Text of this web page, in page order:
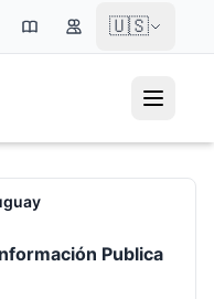
🇺🇸
Publica